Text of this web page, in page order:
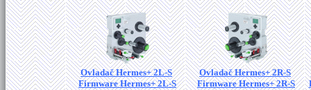
Ovladač Hermes+ 2L-S
Firmware Hermes+ 2L-S
Ovladač Hermes+ 2R-S
Firmware Hermes+ 2R-S